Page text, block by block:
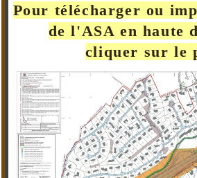
Pour télécharger ou
de l'ASA en haute
cliquer sur le